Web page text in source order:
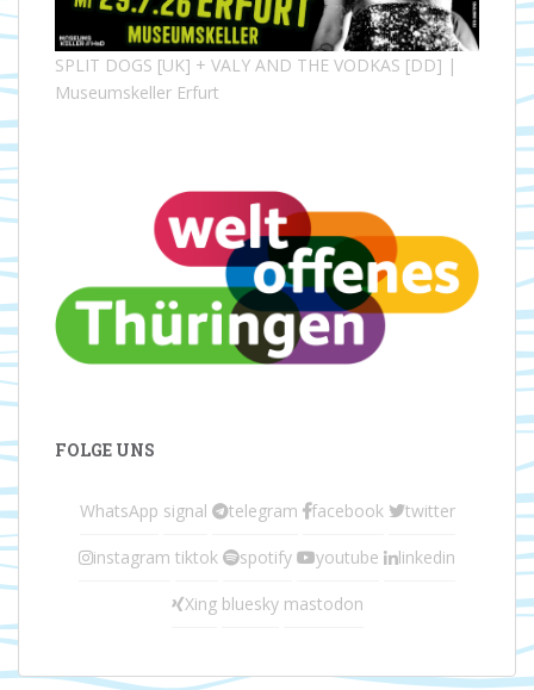
SPLIT DOGS [UK] + VALY AND THE VODKAS [DD] |
Museumskeller Erfurt
FOLGE UNS
WhatsApp signal telegram facebook twitter
instagram tiktok spotify youtube linkedin
Xing bluesky mastodon